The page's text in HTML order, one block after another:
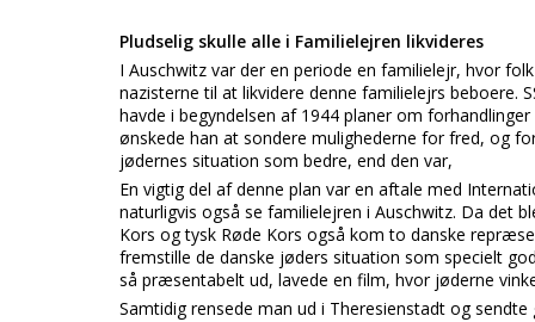
Pludselig skulle alle i Familielejren likvideres
I Auschwitz var der en periode en familielejr, hvor
nazisterne til at likvidere denne familielejrs beboere.
havde i begyndelsen af 1944 planer om
ønskede han at sondere mulighederne for fred, og
jødernes situation som bedre, end den var,
En vigtig del af denne plan var en aftale med
naturligvis også se familielejren i Auschwitz. Da det
Kors og tysk Røde Kors også kom to danske
fremstille de danske jøders situation som specielt
så præsentabelt ud, lavede en film, hvor jøderne
Samtidig rensede man ud i Theresienstadt og